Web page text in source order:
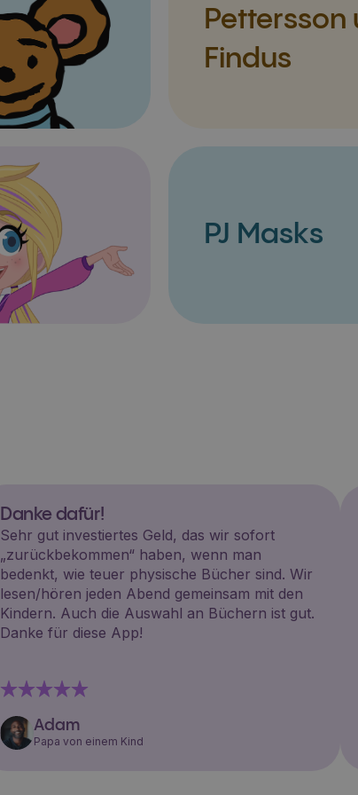
Pettersson
Findus
PJ Masks
Danke dafür!
Sehr gut investiertes Geld, das wir sofort
„zurückbekommen“ haben, wenn man
bedenkt, wie teuer physische Bücher sind. Wir
lesen/hören jeden Abend gemeinsam mit den
Kindern. Auch die Auswahl an Büchern ist gut.
Danke für diese App!
Adam
Papa von einem Kind